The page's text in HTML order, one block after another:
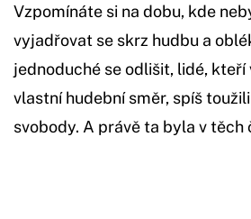
Vzpomínáte si na dobu, kde
vyjadřovat se skrz hudbu a
jednoduché se odlišit, lidé, kteří
vlastní hudební směr, spíš
svobody. A právě ta byla v těch